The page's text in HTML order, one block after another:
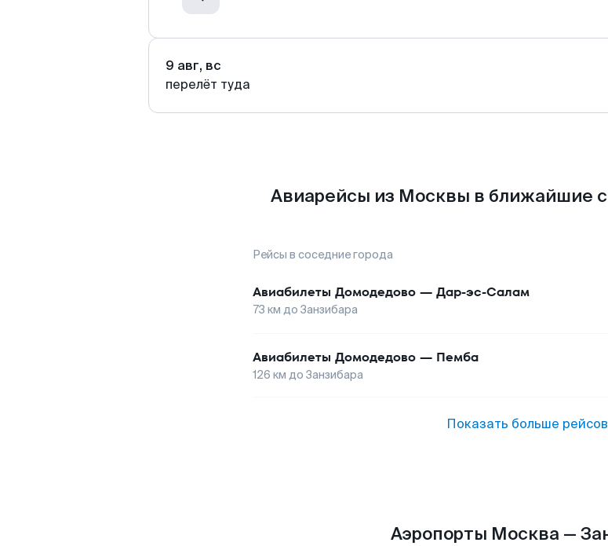
9 авг, вс
перелёт туда
Авиарейсы из Москвы в ближайшие с
Рейсы в соседние города
Авиабилеты Домодедово — Дар-эс-Салам
73 км до Занзибара
Авиабилеты Домодедово — Пемба
126 км до Занзибара
Показать больше рейсов
Аэропорты Москва —